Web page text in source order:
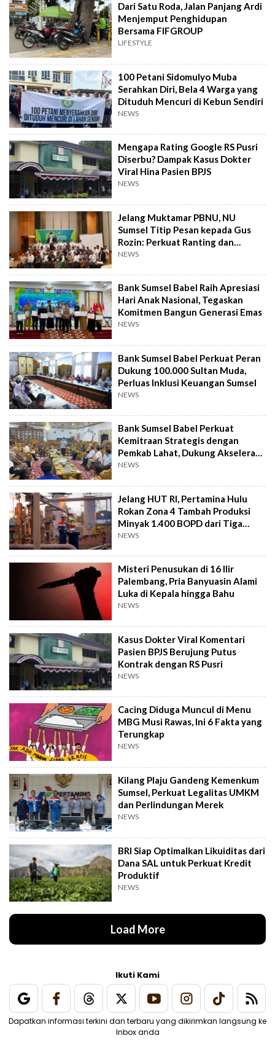
Dari Satu Roda, Jalan Panjang Ardi
Menjemput Penghidupan
Bersama FIFGROUP
LIFESTYLE
100 Petani Sidomulyo Muba
Serahkan Diri, Bela 4 Warga yang
Dituduh Mencuri di Kebun Sendiri
NEWS
Mengapa Rating Google RS Pusri
Diserbu? Dampak Kasus Dokter
Viral Hina Pasien BPJS
NEWS
Jelang Muktamar PBNU, NU
Sumsel Titip Pesan kepada Gus
Rozin: Perkuat Ranting dan
Pesantren
NEWS
Bank Sumsel Babel Raih Apresiasi
Hari Anak Nasional, Tegaskan
Komitmen Bangun Generasi Emas
NEWS
Bank Sumsel Babel Perkuat Peran
Dukung 100.000 Sultan Muda,
Perluas Inklusi Keuangan Sumsel
NEWS
Bank Sumsel Babel Perkuat
Kemitraan Strategis dengan
Pemkab Lahat, Dukung Akselerasi
Ekonomi Daerah
NEWS
Jelang HUT RI, Pertamina Hulu
Rokan Zona 4 Tambah Produksi
Minyak 1.400 BOPD dari Tiga
Sumur Baru
NEWS
Misteri Penusukan di 16 Ilir
Palembang, Pria Banyuasin Alami
Luka di Kepala hingga Bahu
NEWS
Kasus Dokter Viral Komentari
Pasien BPJS Berujung Putus
Kontrak dengan RS Pusri
NEWS
Cacing Diduga Muncul di Menu
MBG Musi Rawas, Ini 6 Fakta yang
Terungkap
NEWS
Kilang Plaju Gandeng Kemenkum
Sumsel, Perkuat Legalitas UMKM
dan Perlindungan Merek
NEWS
BRI Siap Optimalkan Likuiditas dari
Dana SAL untuk Perkuat Kredit
Produktif
NEWS
Load More
Ikuti Kami
Dapatkan informasi terkini dan terbaru yang dikirimkan langsung ke
Inbox anda